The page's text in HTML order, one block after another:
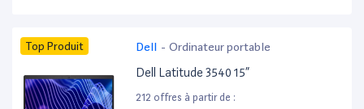
Top Produit Dell - Ordinateur portable
Dell Latitude 3540 15”
212 offres à partir de :